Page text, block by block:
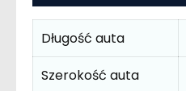
Długość auta
Szerokość auta